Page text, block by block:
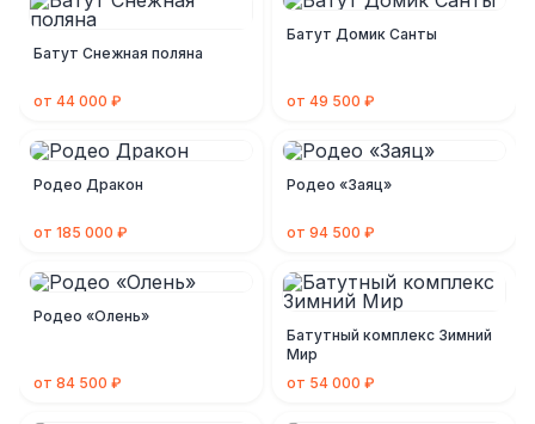
Батут Снежная поляна
от 44 000 ₽
Батут Домик Санты
от 49 500 ₽
Родео Дракон
от 185 000 ₽
Родео «Заяц»
от 94 500 ₽
Родео «Олень»
от 84 500 ₽
Батутный комплекс Зимний
Мир
от 54 000 ₽